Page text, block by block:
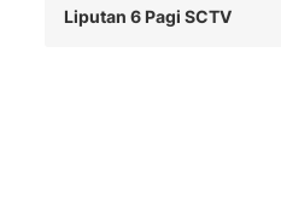
Liputan 6 Pagi SCTV